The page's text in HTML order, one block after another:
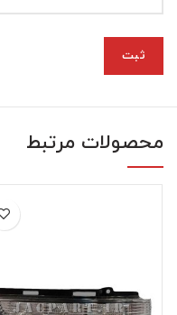
محصولات مرتبط